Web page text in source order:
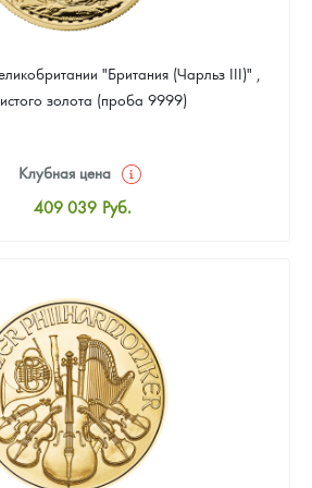
"Британия (Чарльз III)" ,
золота (проба 9999)
Клубная цена
409 039 Руб.
Цена выкупа
388 587 Руб.